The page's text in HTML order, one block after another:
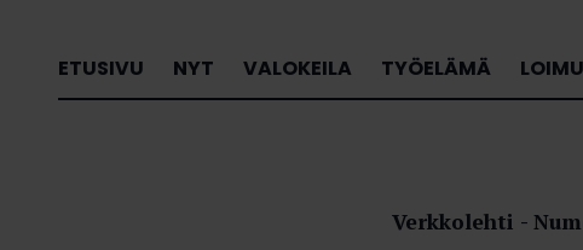
ETUSIVU NYT VALOKEILA TYÖELÄMÄ
Verkkolehti